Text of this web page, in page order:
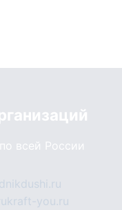
всей России
kraft-you.ru